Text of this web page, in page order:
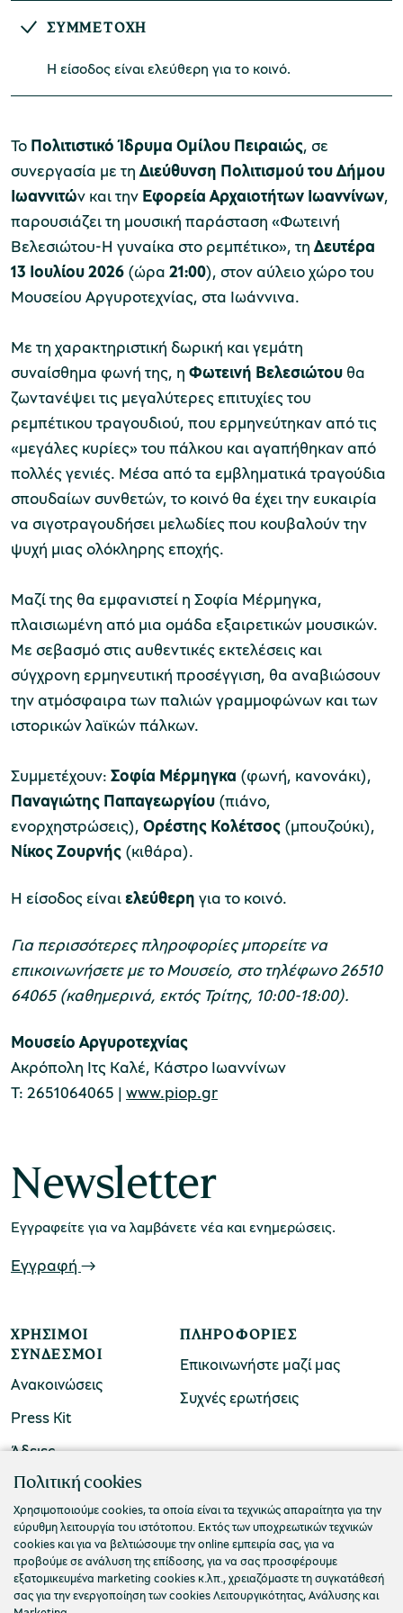
Μουσείο Μαρμαροτεχνίας
Μουσείο Περιβάλλοντος Στυμφαλίας
Μουσείο Μαστίχας Χίου
Μουσείο Αργυροτεχνίας
ομάδες
προγράμματα
εισιτήρια
εισιτηρίων
ΣΥΜΜΕΤΟΧΗ
​Η είσοδος είναι ελεύθερη για το κοινό.
Το Πολιτιστικό Ίδρυμα Ομίλου Πειραιώς, σε
συνεργασία με τηΔιεύθυνση Πολιτισμού του Δήμου
Ιωαννιτών και την Εφορεία Αρχαιοτήτων Ιωαννίνων,
παρουσιάζει τη μουσική παράσταση «Φωτεινή
Βελεσιώτου-Η γυναίκα στο ρεμπέτικο», τηΔευτέρα
13 Ιουλίου 2026 (ώρα 21:00), στον αύλειο χώρο του
Μουσείου Αργυροτεχνίας, στα Ιωάννινα.
Με τη χαρακτηριστική δωρική και γεμάτη
συναίσθημα φωνή της, η Φωτεινή Βελεσιώτου θα
ζωντανέψει τις μεγαλύτερες επιτυχίες του
ρεμπέτικου τραγουδιού, που ερμηνεύτηκαν από τις
«μεγάλες κυρίες» του πάλκου και αγαπήθηκαν από
πολλές γενιές. Μέσα από τα εμβληματικά τραγούδια
σπουδαίων συνθετών, το κοινό θα έχει την ευκαιρία
να σιγοτραγουδήσει μελωδίες που κουβαλούν την
ψυχή μιας ολόκληρης εποχής.
Μαζί της θα εμφανιστεί η Σοφία Μέρμηγκα,
πλαισιωμένη από μια ομάδα εξαιρετικών μουσικών.
Με σεβασμό στις αυθεντικές εκτελέσεις και
σύγχρονη ερμηνευτική προσέγγιση, θα αναβιώσουν
την ατμόσφαιρα των παλιών γραμμοφώνων και των
ιστορικών λαϊκών πάλκων.
Συμμετέχουν: Σοφία Μέρμηγκα (φωνή, κανονάκι),
Παναγιώτης Παπαγεωργίου (πιάνο,
ενορχηστρώσεις), Ορέστης Κολέτσος (μπουζούκι),
Νίκος Ζουρνής (κιθάρα).
Η είσοδος είναιελεύθερη για το κοινό.
Για περισσότερες πληροφορίες μπορείτε να
επικοινωνήσετε με το Μουσείο, στο τηλέφωνο 26510
64065 (καθημερινά, εκτός Τρίτης, 10:00-18:00).
Μουσείο Αργυροτεχνίας
Ακρόπολη Ιτς Καλέ, Κάστρο Ιωαννίνων
Τ: 2651064065 | www.piop.gr
Newsletter
Εγγραφείτε για να λαμβάνετε νέα και ενημερώσεις.
Εγγραφή
ΧΡΉΣΙΜΟΙ
ΣΎΝΔΕΣΜΟΙ
Ανακοινώσεις
Press Kit
Άδειες
ΠΛΗΡΟΦΟΡΊΕΣ
Επικοινωνήστε μαζί μας
Συχνές ερωτήσεις
ΠΟΛΙΤΙΣΤΙΚΟ ΙΔΡΥΜΑ ΟΜΙΛΟΥ ΠΕΙΡΑΙΩΣ
Τ. 210 3256922
Ε. info@piop.gr
ΣΥΝΔΕΘΕΙΤΕ ΜΑΖΙ ΜΑΣ
Πολιτική cookies
Χρησιμοποιούμε cookies, τα οποία είναι τα τεχνικώς απαραίτητα για την
εύρυθμη λειτουργία του ιστότοπου. Εκτός των υποχρεωτικών τεχνικών
cookies και για να βελτιώσουμε την online εμπειρία σας, για να
προβούμε σε ανάλυση της επίδοσης, για να σας προσφέρουμε
εξατομικευμένα marketing cookies κ.λπ., χρειαζόμαστε τη συγκατάθεσή
σας για την ενεργοποίηση των cookies Λειτουργικότητας, Ανάλυσης και